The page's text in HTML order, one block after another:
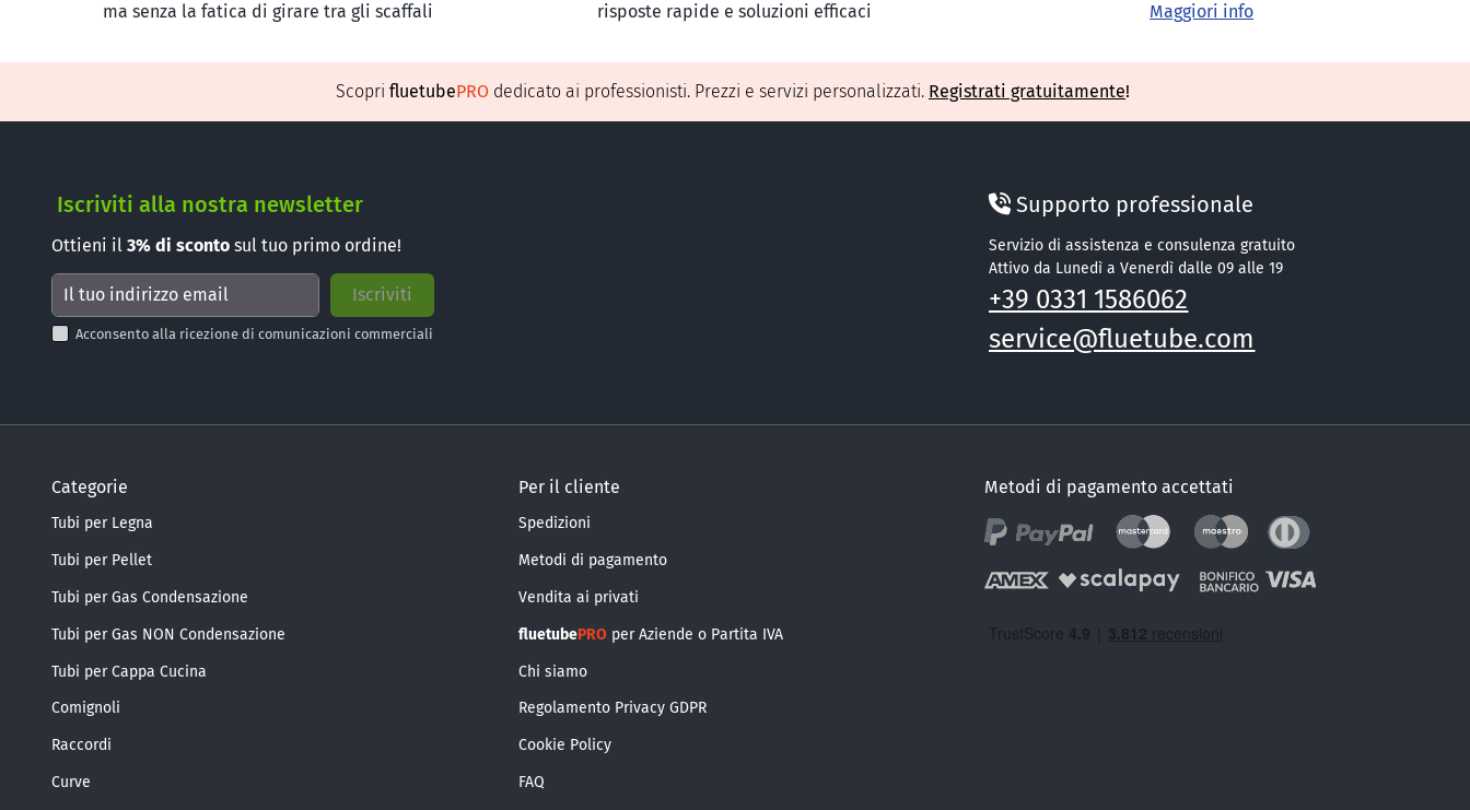
ma senza la fatica di girare tra gli scaffali
risposte rapide e soluzioni efficaci
Maggiori info
Scopri fluetubePRO dedicato ai professionisti. Prezzi e servizi personalizzati. Registrati gratuitamente!
Iscriviti alla nostra newsletter
Ottieni il 3% di sconto sul tuo primo ordine!
Acconsento alla ricezione di comunicazioni commerciali
Supporto professionale
Servizio di assistenza e consulenza gratuito
Attivo da Lunedì a Venerdì dalle 09 alle 19
+39 0331 1586062
service@fluetube.com
Categorie
Tubi per Legna
Tubi per Pellet
Tubi per Gas Condensazione
Tubi per Gas NON Condensazione
Tubi per Cappa Cucina
Comignoli
Raccordi
Curve
Per il cliente
Spedizioni
Metodi di pagamento
Vendita ai privati
fluetubePROper Aziende o Partita IVA
Chi siamo
Regolamento Privacy GDPR
Cookie Policy
FAQ
Metodi di pagamento accettati